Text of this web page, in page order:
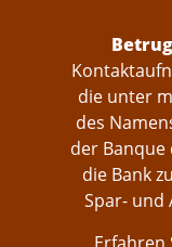
die unter
des
der
die Bank
Spar- und